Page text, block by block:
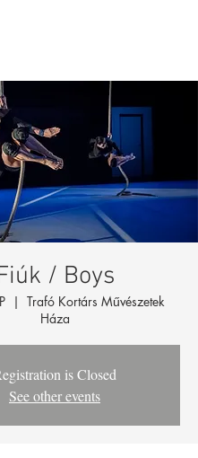
/ Boys
  |
Trafó Kortárs Művészetek
Háza
is Closed
See other events